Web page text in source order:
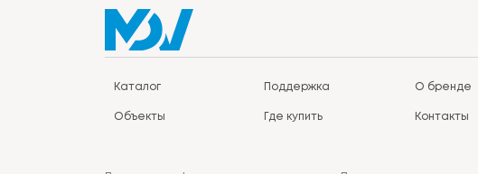
Каталог Поддержка О бренде
Объекты Где купить Контакты